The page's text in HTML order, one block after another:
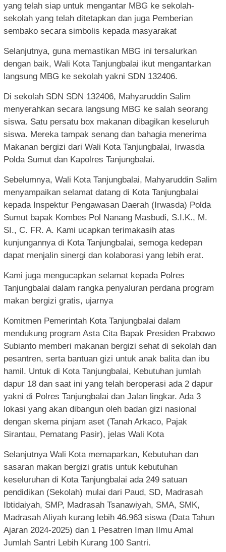
yang telah siap untuk mengantar MBG ke sekolah-
sekolah yang telah ditetapkan dan juga Pemberian
sembako secara simbolis kepada masyarakat
Selanjutnya, guna memastikan MBG ini tersalurkan
dengan baik, Wali Kota Tanjungbalai ikut mengantarkan
langsung MBG ke sekolah yakni SDN 132406.
Di sekolah SDN SDN 132406, Mahyaruddin Salim
menyerahkan secara langsung MBG ke salah seorang
siswa. Satu persatu box makanan dibagikan keseluruh
siswa. Mereka tampak senang dan bahagia menerima
Makanan bergizi dari Wali Kota Tanjungbalai, Irwasda
Polda Sumut dan Kapolres Tanjungbalai.
Sebelumnya, Wali Kota Tanjungbalai, Mahyaruddin Salim
menyampaikan selamat datang di Kota Tanjungbalai
kepada Inspektur Pengawasan Daerah (Irwasda) Polda
Sumut bapak Kombes Pol Nanang Masbudi, S.I.K., M.
SI., C. FR. A. Kami ucapkan terimakasih atas
kunjungannya di Kota Tanjungbalai, semoga kedepan
dapat menjalin sinergi dan kolaborasi yang lebih erat.
Kami juga mengucapkan selamat kepada Polres
Tanjungbalai dalam rangka penyaluran perdana program
makan bergizi gratis, ujarnya
Komitmen Pemerintah Kota Tanjungbalai dalam
mendukung program Asta Cita Bapak Presiden Prabowo
Subianto memberi makanan bergizi sehat di sekolah dan
pesantren, serta bantuan gizi untuk anak balita dan ibu
hamil. Untuk di Kota Tanjungbalai, Kebutuhan jumlah
dapur 18 dan saat ini yang telah beroperasi ada 2 dapur
yakni di Polres Tanjungbalai dan Jalan lingkar. Ada 3
lokasi yang akan dibangun oleh badan gizi nasional
dengan skema pinjam aset (Tanah Arkaco, Pajak
Sirantau, Pematang Pasir), jelas Wali Kota
Selanjutnya Wali Kota memaparkan, Kebutuhan dan
sasaran makan bergizi gratis untuk kebutuhan
keseluruhan di Kota Tanjungbalai ada 249 satuan
pendidikan (Sekolah) mulai dari Paud, SD, Madrasah
Ibtidaiyah, SMP, Madrasah Tsanawiyah, SMA, SMK,
Madrasah Aliyah kurang lebih 46.963 siswa (Data Tahun
Ajaran 2024-2025) dan 1 Pesatren Iman Ilmu Amal
Jumlah Santri Lebih Kurang 100 Santri.